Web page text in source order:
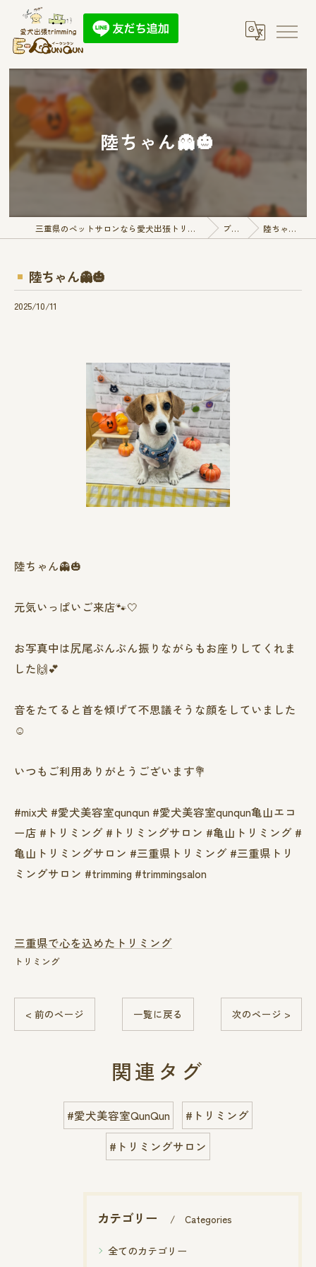
陸ちゃん👻🎃
三重県のペットサロンなら愛犬出張トリミング E-QunQun ブログ 陸ちゃん👻🎃
陸ちゃん👻🎃
2025/10/11
陸ちゃん👻🎃
元気いっぱいご来店🐾🤍
お写真中は尻尾ぶんぶん振りながらもお座りしてくれま
した🙌💕
音をたてると首を傾げて不思議そうな顔をしていました
☺️
いつもご利用ありがとうございます💐
#mix犬 #愛犬美容室qunqun #愛犬美容室qunqun亀山エコ
ー店 #トリミング #トリミングサロン #亀山トリミング #
亀山トリミングサロン #三重県トリミング #三重県トリ
ミングサロン #trimming #trimmingsalon
三重県で心を込めたトリミング
トリミング
< 前のページ 一覧に戻る 次のページ >
関連タグ
#愛犬美容室QunQun
#トリミング
#トリミングサロン
カテゴリー Categories
全てのカテゴリー